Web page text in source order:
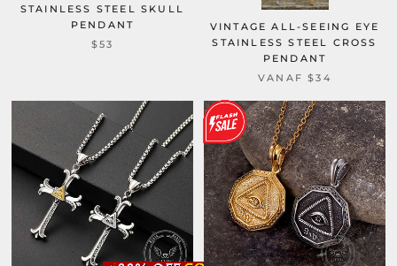
STAINLESS STEEL SKULL
PENDANT
$53
VINTAGE ALL-SEEING EYE
STAINLESS STEEL CROSS
PENDANT
VANAF$34